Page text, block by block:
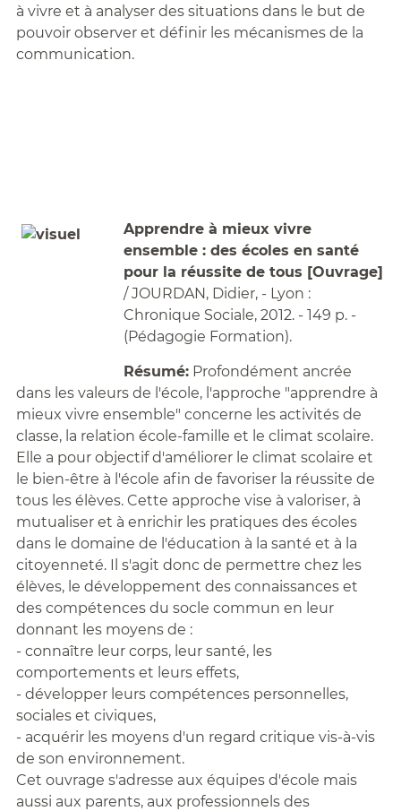
à vivre et à analyser des situations dans le but de
pouvoir observer et définir les mécanismes de la
communication.
Apprendre à mieux vivre
ensemble : des écoles en santé
pour la réussite de tous [Ouvrage]
/ JOURDAN, Didier, - Lyon :
Chronique Sociale, 2012. - 149 p. -
(Pédagogie Formation).
Résumé:Profondément ancrée
dans les valeurs de l'école, l'approche "apprendre à
mieux vivre ensemble" concerne les activités de
classe, la relation école-famille et le climat scolaire.
Elle a pour objectif d'améliorer le climat scolaire et
le bien-être à l'école afin de favoriser la réussite de
tous les élèves. Cette approche vise à valoriser, à
mutualiser et à enrichir les pratiques des écoles
dans le domaine de l'éducation à la santé et à la
citoyenneté. Il s'agit donc de permettre chez les
élèves, le développement des connaissances et
des compétences du socle commun en leur
donnant les moyens de :
- connaître leur corps, leur santé, les
comportements et leurs effets,
- développer leurs compétences personnelles,
sociales et civiques,
- acquérir les moyens d'un regard critique vis-à-vis
de son environnement.
Cet ouvrage s'adresse aux équipes d'école mais
aussi aux parents, aux professionnels des